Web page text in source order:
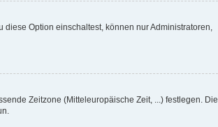
Option einschaltest, können nur Administratoren,
Zeitzone (Mitteleuropäische Zeit, ...) festlegen. Die